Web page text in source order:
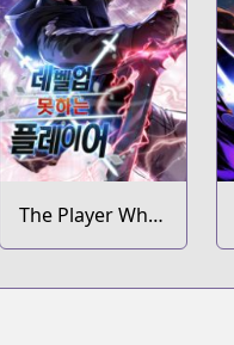
The Player Who
Can't Level Up